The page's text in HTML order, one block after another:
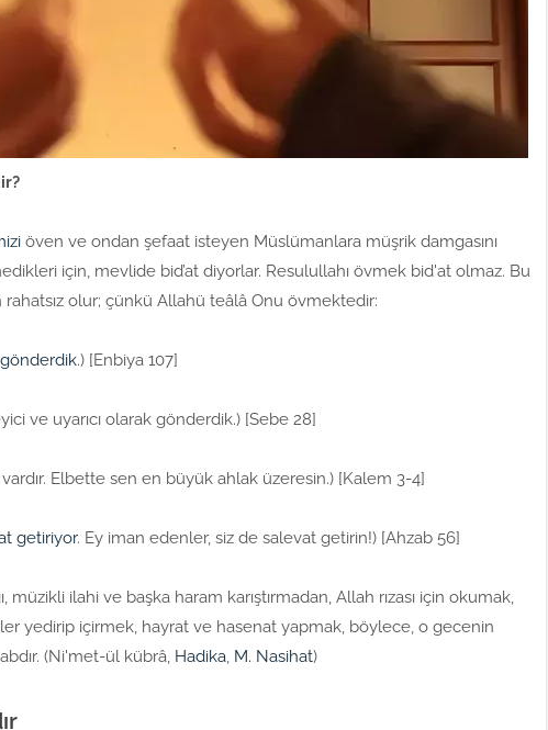
öven ve ondan şefaat isteyen Müslümanlara müşrik damgasını
için, mevlide bid’at diyorlar. Resulullahı övmek bid'at olmaz. Bu
rahatsız olur; çünkü Allahü teâlâ Onu övmektedir:
.) [Enbiya 107]
ve uyarıcı olarak gönderdik.) [Sebe 28]
Elbette sen en büyük ahlak üzeresin.) [Kalem 3-4]
getiriyor. Ey iman edenler, siz de salevat getirin!) [Ahzab 56]
müzikli ilahi ve başka haram karıştırmadan, Allah rızası için okumak,
yedirip içirmek, hayrat ve hasenat yapmak, böylece, o gecenin
(Ni'met-ül kübrâ, Hadika, M. Nasihat)